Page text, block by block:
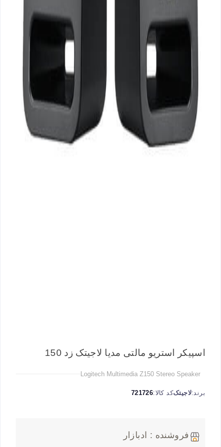
اسپیکر استریو مالتی مدیا لاجیتک زد 150
Logitech Multimedia Z150 Stereo Speaker
برند:لاجیتککد کالا:721726
فروشنده : ادبازار